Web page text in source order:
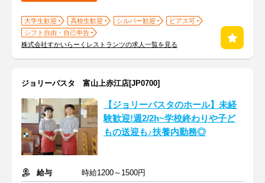
大学生歓迎 高校生歓迎 シルバー歓迎
ピアス可
シフト自由・自己申告
株式会社すかいらーくレストランツの求人一覧を見る
ジョリーパスタ 富山上赤江店[JP0700]
【ジョリーパスタのホール】未経
験歓迎!週2/2h~学校終わりや子ど
もの送迎も♪扶養内勤務◎
給与
時給1200～1500円